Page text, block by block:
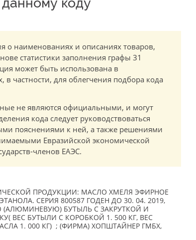
о наименованиях и описаниях товаров,
статистики заполнения графы 31
может быть использована в
частности, для облегчения подбора кода
не являются официальными, и могут
кода следует руководствоваться
пояснениями к ней, а также решениями
Евразийской экономической
членов ЕАЭС.
ПРОДУКЦИИ: МАСЛО ХМЕЛЯ ЭФИРНОЕ
СЕРИЯ 800587 ГОДЕН ДО 30. 04. 2019,
БУТЫЛЬ С ЗАКРУТКОЙ И
ВЕС БУТЫЛИ С КОРОБКОЙ 1. 500 КГ, ВЕС
1. 000 КГ) ; (ФИРМА) ХОПШТАЙНЕР ГМБХ,